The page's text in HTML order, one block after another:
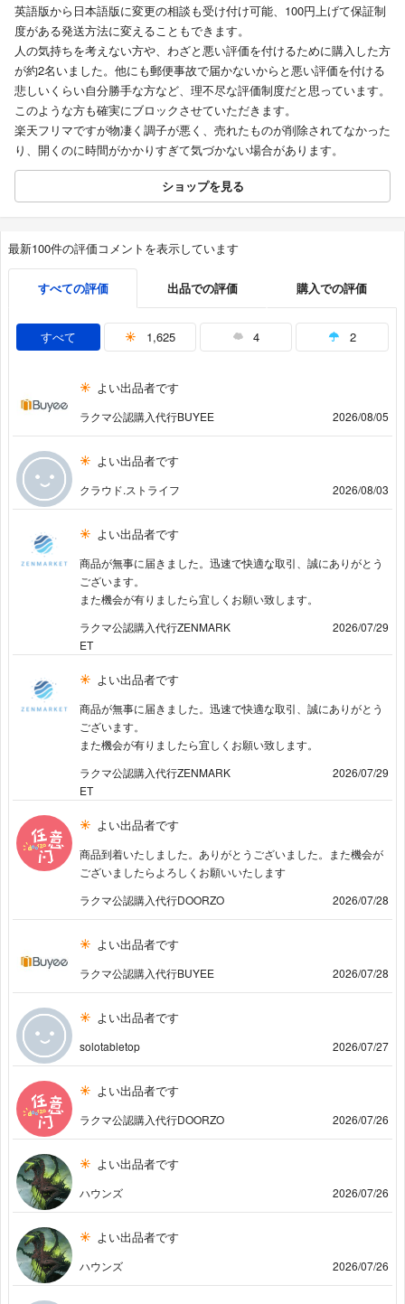
英語版から日本語版に変更の相談も受け付け可能、100円上げて保証制
度がある発送方法に変えることもできます。
人の気持ちを考えない方や、わざと悪い評価を付けるために購入した方
が約2名いました。他にも郵便事故で届かないからと悪い評価を付ける
悲しいくらい自分勝手な方など、理不尽な評価制度だと思っています。
このような方も確実にブロックさせていただきます。
楽天フリマですが物凄く調子が悪く、売れたものが削除されてなかった
り、開くのに時間がかかりすぎて気づかない場合があります。
ショップを見る
最新100件の評価コメントを表示しています
すべての評価 出品での評価 購入での評価
すべて 1,625 4 2
よい出品者です
ラクマ公認購入代行BUYEE 2026/08/05
よい出品者です
クラウド.ストライフ 2026/08/03
よい出品者です
商品が無事に届きました。迅速で快適な取引、誠にありがとう
ございます。
また機会が有りましたら宜しくお願い致します。
ラクマ公認購入代行ZENMARK
ET
2026/07/29
よい出品者です
商品が無事に届きました。迅速で快適な取引、誠にありがとう
ございます。
また機会が有りましたら宜しくお願い致します。
ラクマ公認購入代行ZENMARK
ET
2026/07/29
よい出品者です
商品到着いたしました。ありがとうございました。また機会が
ございましたらよろしくお願いいたします
ラクマ公認購入代行DOORZO
2026/07/28
よい出品者です
ラクマ公認購入代行BUYEE 2026/07/28
よい出品者です
solotabletop 2026/07/27
よい出品者です
ラクマ公認購入代行DOORZO 2026/07/26
よい出品者です
ハウンズ 2026/07/26
よい出品者です
ハウンズ 2026/07/26